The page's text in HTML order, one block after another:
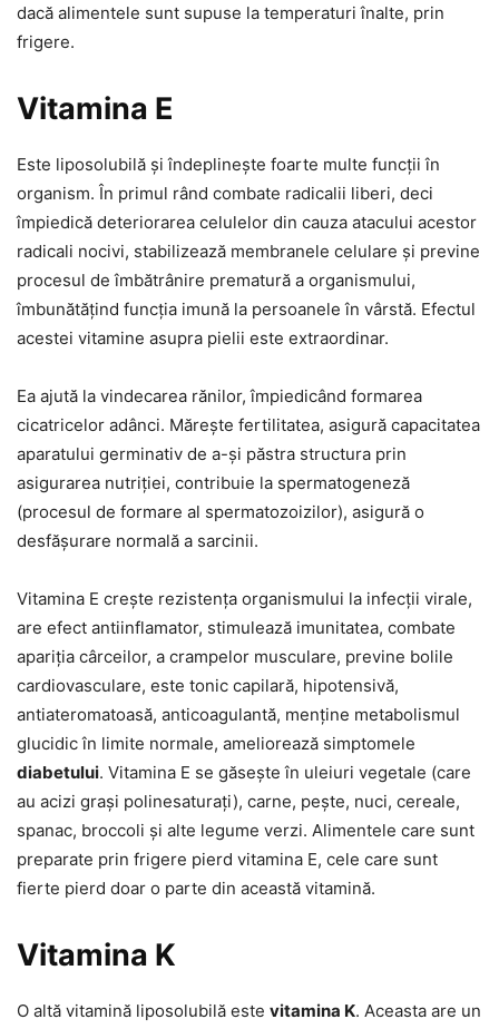
dacă alimentele sunt supuse la temperaturi înalte, prin
frigere.
Vitamina E
Este liposolubilă și îndeplinește foarte multe funcții în
organism. În primul rând combate radicalii liberi, deci
împiedică deteriorarea celulelor din cauza atacului acestor
radicali nocivi, stabilizează membranele celulare și previne
procesul de îmbătrânire prematură a organismului,
îmbunătățind funcția imună la persoanele în vârstă. Efectul
acestei vitamine asupra pielii este extraordinar.
Ea ajută la vindecarea rănilor, împiedicând formarea
cicatricelor adânci. Mărește fertilitatea, asigură capacitatea
aparatului germinativ de a-și păstra structura prin
asigurarea nutriției, contribuie la spermatogeneză
(procesul de formare al spermatozoizilor), asigură o
desfășurare normală a sarcinii.
Vitamina E crește rezistența organismului la infecții virale,
are efect antiinflamator, stimulează imunitatea, combate
apariția cârceilor, a crampelor musculare, previne bolile
cardiovasculare, este tonic capilară, hipotensivă,
antiateromatoasă, anticoagulantă, menține metabolismul
glucidic în limite normale, ameliorează simptomele
diabetului. Vitamina E se găsește în uleiuri vegetale (care
au acizi grași polinesaturați), carne, pește, nuci, cereale,
spanac, broccoli și alte legume verzi. Alimentele care sunt
preparate prin frigere pierd vitamina E, cele care sunt
fierte pierd doar o parte din această vitamină.
Vitamina K
O altă vitamină liposolubilă este vitamina K. Aceasta are un